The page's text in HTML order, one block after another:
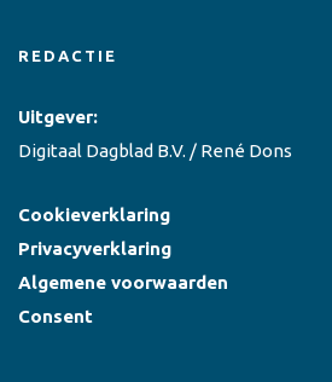
REDACTIE
Uitgever:
Digitaal Dagblad B.V. / René Dons
Cookieverklaring
Privacyverklaring
Algemene voorwaarden
Consent